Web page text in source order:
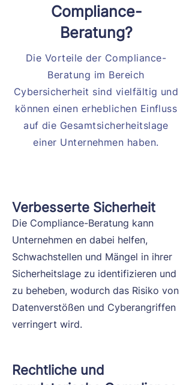
Compliance-
Beratung?
Die Vorteile der Compliance-
Beratung im Bereich
Cybersicherheit sind vielfältig und
können einen erheblichen Einfluss
auf die Gesamtsicherheitslage
einer Unternehmen haben.
Verbesserte Sicherheit
Rechtliche und
Die Compliance-Beratung kann
Unternehmen en dabei helfen,
Schwachstellen und Mängel in ihrer
Sicherheitslage zu identifizieren und
zu beheben, wodurch das Risiko von
Datenverstößen und Cyberangriffen
verringert wird.